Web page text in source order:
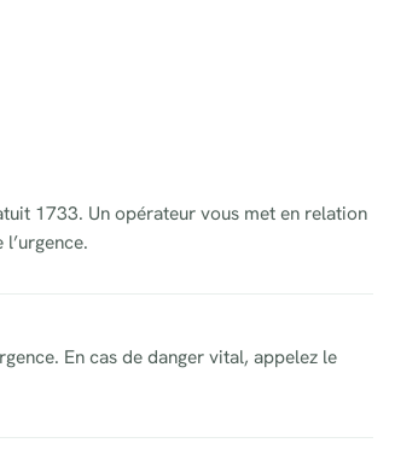
1733. Un opérateur vous met en relation
En cas de danger vital, appelez le